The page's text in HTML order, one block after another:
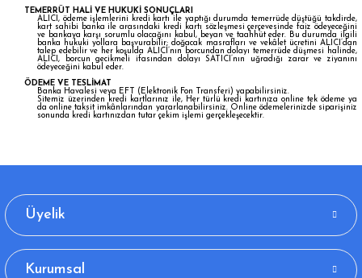
TEMERRÜT HALİ VE HUKUKİ SONUÇLARI
ALICI, ödeme işlemlerini kredi kartı ile yaptığı durumda temerrüde düştüğü takdirde,
kart sahibi banka ile arasındaki kredi kartı sözleşmesi çerçevesinde faiz ödeyeceğini
ve bankaya karşı sorumlu olacağını kabul, beyan ve taahhüt eder. Bu durumda ilgili
banka hukuki yollara başvurabilir; doğacak masrafları ve vekâlet ücretini ALICI’dan
talep edebilir ve her koşulda ALICI’nın borcundan dolayı temerrüde düşmesi halinde,
ALICI, borcun gecikmeli ifasından dolayı SATICI’nın uğradığı zarar ve ziyanını
ödeyeceğini kabul eder.
ÖDEME VE TESLİMAT
Banka Havalesi veya EFT (Elektronik Fon Transferi) yapabilirsiniz.
Sitemiz üzerinden kredi kartlarınız ile, Her türlü kredi kartınıza online tek ödeme ya
da online taksit imkânlarından yararlanabilirsiniz. Online ödemelerinizde siparişiniz
sonunda kredi kartınızdan tutar çekim işlemi gerçekleşecektir.
Üyelik
Kurumsal